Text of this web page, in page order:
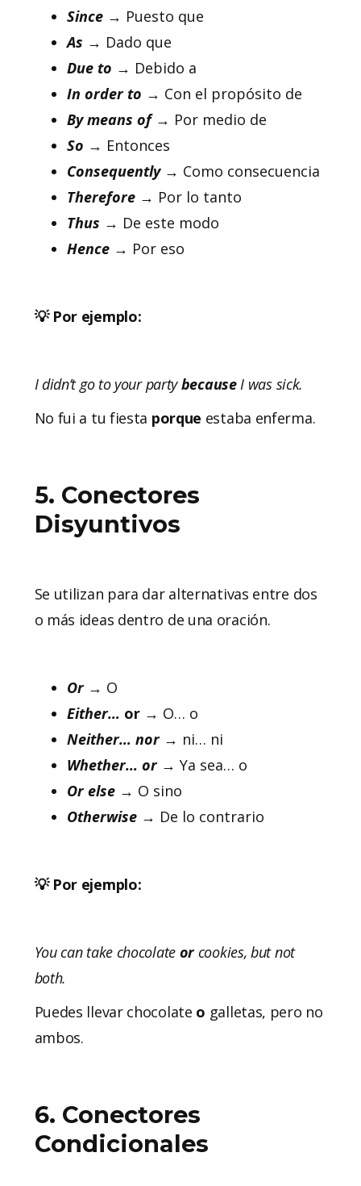
Since→ Puesto que
As → Dado que
Due to → Debido a
In order to → Con el propósito de
By means of → Por medio de
So → Entonces
Consequently→ Como consecuencia
Therefore→ Por lo tanto
Thus → De este modo
Hence→ Por eso
💡 Por ejemplo:
I didn’t go to your partybecauseI was sick.
No fui a tu fiesta porque estaba enferma.
5. Conectores
Disyuntivos
Se utilizan para dar alternativas entre dos
o más ideas dentro de una oración.
Or→ O
Either… or → O… o
Neither… nor → ni… ni
Whether… or → Ya sea… o
Or else→ O sino
Otherwise→ De lo contrario
💡 Por ejemplo:
You can take chocolate orcookies, but not
both.
Puedes llevar chocolate o galletas, pero no
ambos.
6. Conectores
Condicionales